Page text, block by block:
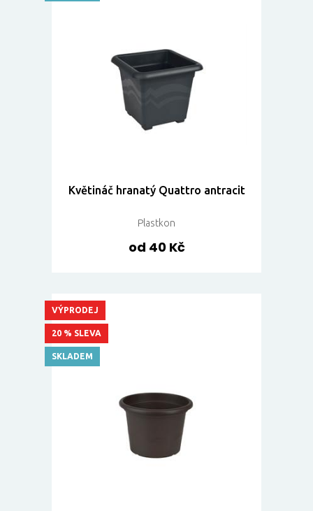
Květináč hranatý Quattro antracit
Plastkon
od 40 Kč
VÝPRODEJ
20 % SLEVA
SKLADEM